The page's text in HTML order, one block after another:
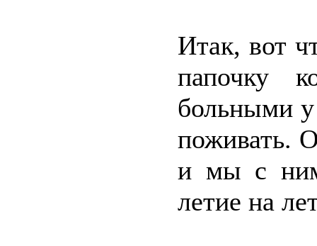
Итак, вот
папочку
больными
поживать.
и мы с
летие на